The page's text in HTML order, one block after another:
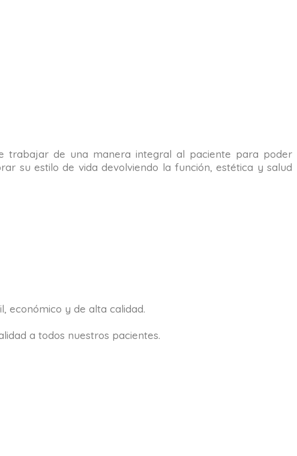
trabajar de una manera integral al paciente para poder
su estilo de vida devolviendo la función, estética y salud
económico y de alta calidad.
a todos nuestros pacientes.